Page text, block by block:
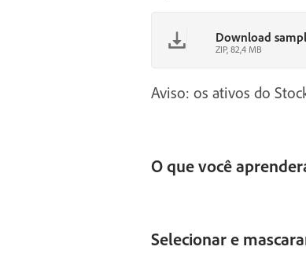
Download
ZIP, 82,4 MB
Aviso: os ativos do
O que você
Selecionar e